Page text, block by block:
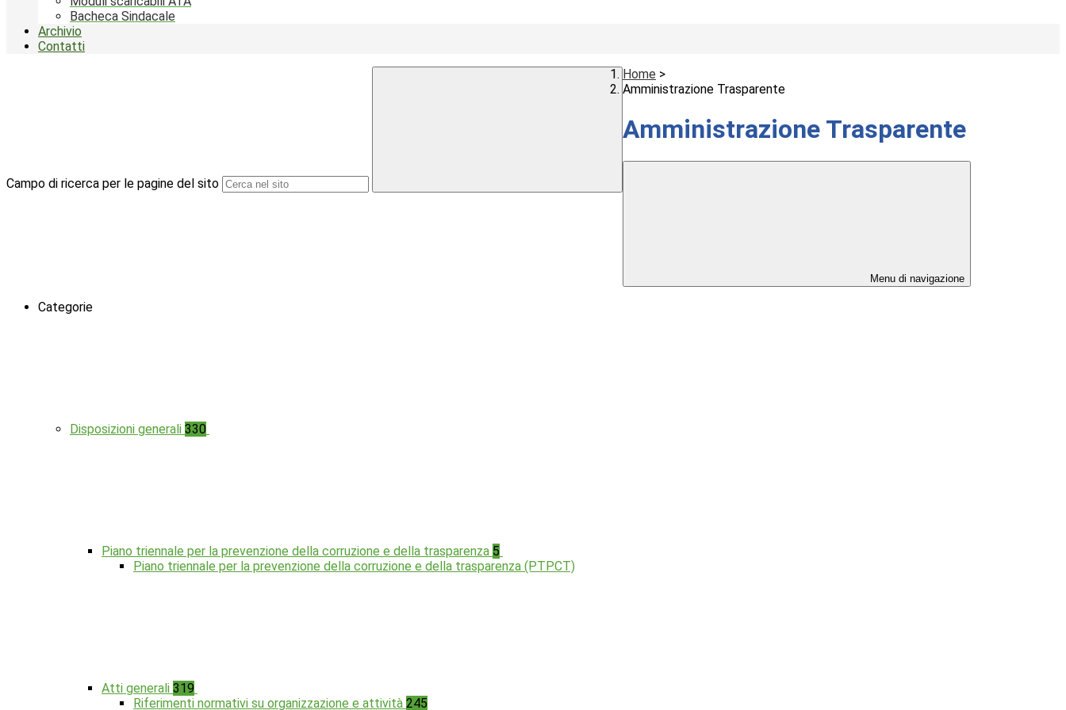
Bacheca Sindacale
Archivio
Contatti
Campo di ricerca per le pagine del sito
Home >
Amministrazione Trasparente
Amministrazione Trasparente
Menu di navigazione
Categorie
Disposizioni generali 330
Piano triennale per la prevenzione della corruzione e della trasparenza 5
Piano triennale per la prevenzione della corruzione e della trasparenza (PTPCT)
Atti generali 319
Riferimenti normativi su organizzazione e attività 245